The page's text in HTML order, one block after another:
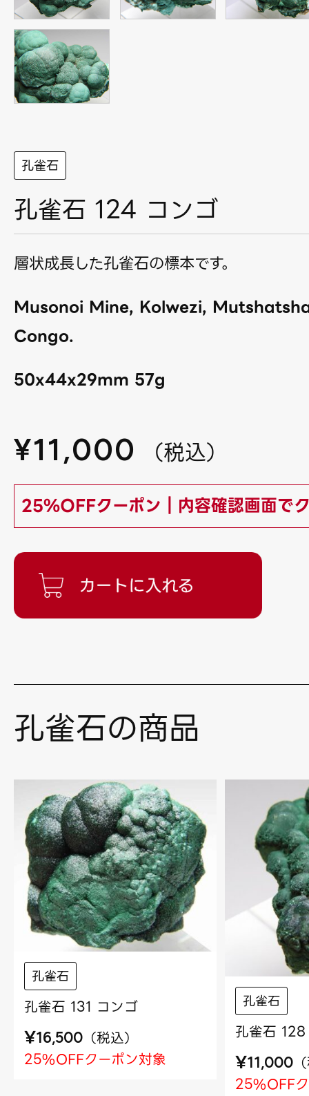
孔雀石
孔雀石 124 コンゴ
層状成長した孔雀石の標本です。
Musonoi Mine, Kolwezi,
Congo.
50x44x29mm 57g
¥11,000 （税込）
25%OFFクーポン｜内容確認画面で
孔雀石の商品
孔雀石
孔雀石 131 コンゴ
¥16,500 （税込）
25%OFFクーポン対象
孔雀石
孔雀石
¥11,000 （
25%OFF